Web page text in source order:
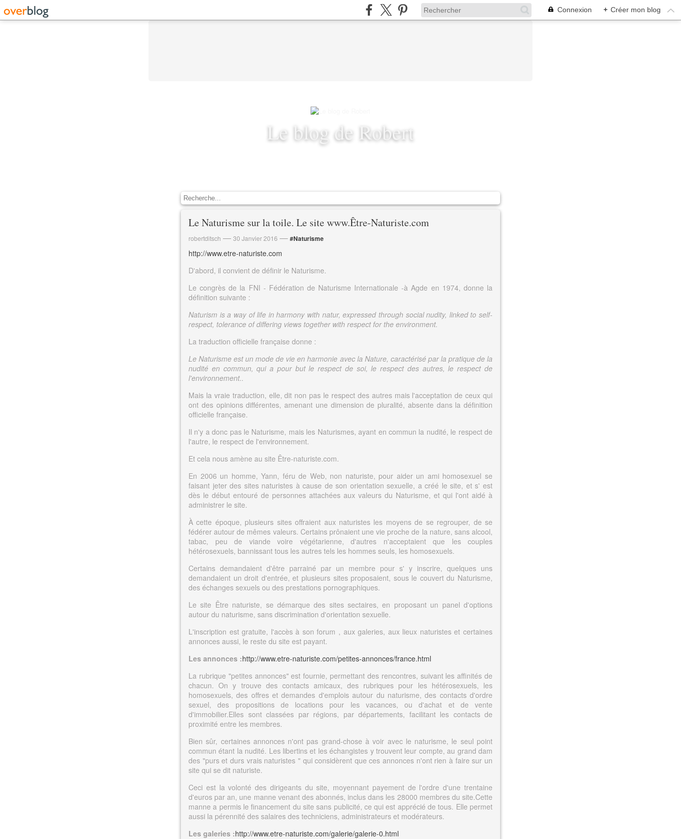
Connexion + Créer mon blog
Le blog de Robert
Le Naturisme sur la toile. Le site www.Être-Naturiste.com
robertditsch — 30 Janvier 2016 — #Naturisme
http://www.etre-naturiste.com
D'abord, il convient de définir le Naturisme.
Le congrès de la FNI - Fédération de Naturisme Internationale -à Agde en 1974, donne la
définition suivante :
Naturism is a way of life in harmony with natur, expressed through social nudity, linked to self-
respect, tolerance of differing views together with respect for the environment.
La traduction officielle française donne :
Le Naturisme est un mode de vie en harmonie avec la Nature, caractérisé par la pratique de la
nudité en commun, qui a pour but le respect de soi, le respect des autres, le respect de
l'environnement..
Mais la vraie traduction, elle, dit non pas le respect des autres mais l'acceptation de ceux qui
ont des opinions différentes, amenant une dimension de pluralité, absente dans la définition
officielle française.
Il n'y a donc pas le Naturisme, mais les Naturismes, ayant en commun la nudité, le respect de
l'autre, le respect de l'environnement.
Et cela nous amène au site Être-naturiste.com.
En 2006 un homme, Yann, féru de Web, non naturiste, pour aider un ami homosexuel se
faisant jeter des sites naturistes à cause de son orientation sexuelle, a créé le site, et s' est
dès le début entouré de personnes attachées aux valeurs du Naturisme, et qui l'ont aidé à
administrer le site.
À cette époque, plusieurs sites offraient aux naturistes les moyens de se regrouper, de se
fédérer autour de mêmes valeurs. Certains prônaient une vie proche de la nature, sans alcool,
tabac, peu de viande voire végétarienne, d'autres n'acceptaient que les couples
hétérosexuels, bannissant tous les autres tels les hommes seuls, les homosexuels.
Certains demandaient d'être parrainé par un membre pour s' y inscrire, quelques uns
demandaient un droit d'entrée, et plusieurs sites proposaient, sous le couvert du Naturisme,
des échanges sexuels ou des prestations pornographiques.
Le site Être naturiste, se démarque des sites sectaires, en proposant un panel d'options
autour du naturisme, sans discrimination d'orientation sexuelle.
L'inscription est gratuite, l'accès à son forum , aux galeries, aux lieux naturistes et certaines
annonces aussi, le reste du site est payant.
Les annonces :http://www.etre-naturiste.com/petites-annonces/france.html
La rubrique "petites annonces" est fournie, permettant des rencontres, suivant les affinités de
chacun. On y trouve des contacts amicaux, des rubriques pour les hétérosexuels, les
homosexuels, des offres et demandes d'emplois autour du naturisme, des contacts d'ordre
sexuel, des propositions de locations pour les vacances, ou d'achat et de vente
d'immobilier.Elles sont classées par régions, par départements, facilitant les contacts de
proximité entre les membres.
Bien sûr, certaines annonces n'ont pas grand-chose à voir avec le naturisme, le seul point
commun étant la nudité. Les libertins et les échangistes y trouvent leur compte, au grand dam
des "purs et durs vrais naturistes " qui considèrent que ces annonces n'ont rien à faire sur un
site qui se dit naturiste.
Ceci est la volonté des dirigeants du site, moyennant payement de l'ordre d'une trentaine
d'euros par an, une manne venant des abonnés, inclus dans les 28000 membres du site.Cette
manne a permis le financement du site sans publicité, ce qui est apprécié de tous. Elle permet
aussi la pérennité des salaires des techniciens, administrateurs et modérateurs.
Les galeries :http://www.etre-naturiste.com/galerie/galerie-0.html